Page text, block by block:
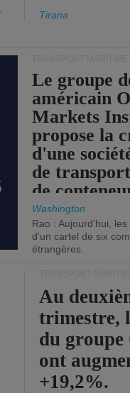
Tirana
Le groupe
américain
Markets
propose la
d'une
de
de
Washington
Rao : Aujourd'hui,
d'un cartel de six
étrangères.
Au
trimestre,
du
ont
+19,2%.